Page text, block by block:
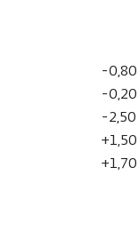
-
-
-2,50